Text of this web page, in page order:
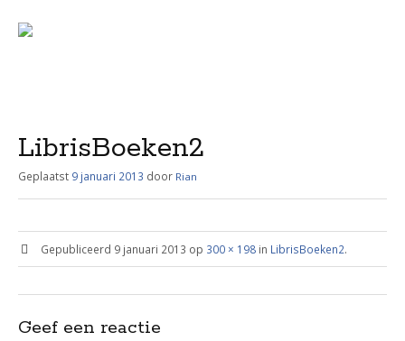
LibrisBoeken2
Geplaatst 9 januari 2013 door Rian
Gepubliceerd 9 januari 2013 op 300 × 198in LibrisBoeken2.
Geef een reactie